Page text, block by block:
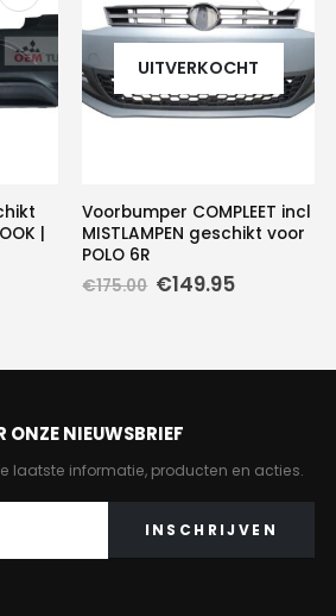
|
UITVERKOCHT
Voorbumper COMPLEET incl
MISTLAMPEN geschikt voor
POLO 6R
€175.00 Oorspronkelijke
€149.95Huidige
ONZE NIEUWSBRIEF
laatste informatie, producten en acties.